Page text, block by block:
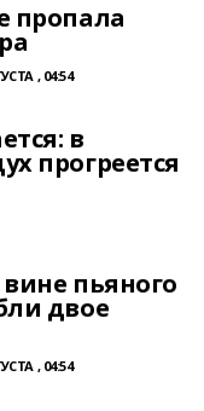
пропала
, 04:54
в
прогреется
пьяного
двое
, 04:54